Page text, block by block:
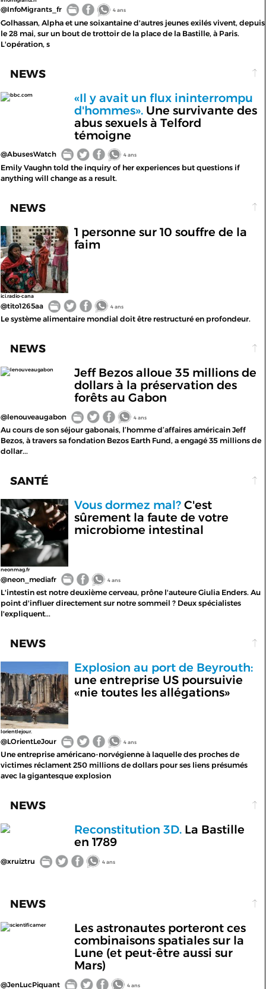
@InfoMigrants_fr 4 ans
Golhassan, Alpha et une soixantaine d'autres jeunes exilés vivent, depuis
le 28 mai, sur un bout de trottoir de la place de la Bastille, à Paris.
L'opération, s
NEWS
bbc.com
«Il y avait un flux ininterrompu
d'hommes».Une survivante des
abus sexuels à Telford
témoigne
@AbusesWatch 4 ans
Emily Vaughn told the inquiry of her experiences but questions if
anything will change as a result.
NEWS
ici.radio-cana
1 personne sur 10 souffre de la
faim
@tito1265aa 4 ans
Le système alimentaire mondial doit être restructuré en profondeur.
NEWS
lenouveaugabon
Jeff Bezos alloue 35 millions de
dollars à la préservation des
forêts au Gabon
@lenouveaugabon 4 ans
Au cours de son séjour gabonais, l’homme d’affaires américain Jeff
Bezos, à travers sa fondation Bezos Earth Fund, a engagé 35 millions de
dollar...
SANTÉ
neonmag.fr
Vous dormez mal?C'est
sûrement la faute de votre
microbiome intestinal
@neon_mediafr 4 ans
L'intestin est notre deuxième cerveau, prône l'auteure Giulia Enders. Au
point d'influer directement sur notre sommeil ? Deux spécialistes
l'expliquent...
NEWS
lorientlejour.
Explosion au port de Beyrouth:
une entreprise US poursuivie
«nie toutes les allégations»
@LOrientLeJour 4 ans
Une entreprise américano-norvégienne à laquelle des proches de
victimes réclament 250 millions de dollars pour ses liens présumés
avec la gigantesque explosion
NEWS
Reconstitution 3D.La Bastille
en 1789
@xruiztru 4 ans
NEWS
scientificamer
Les astronautes porteront ces
combinaisons spatiales sur la
Lune (et peut-être aussi sur
Mars)
@JenLucPiquant 4 ans